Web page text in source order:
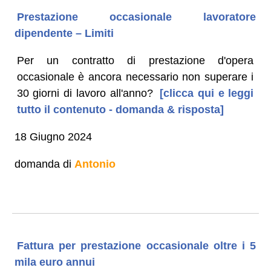
Prestazione occasionale lavoratore
dipendente – Limiti
Per un contratto di prestazione d'opera
occasionale è ancora necessario non superare i
30 giorni di lavoro all'anno? [clicca qui e leggi
tutto il contenuto - domanda & risposta]
18 Giugno 2024
domanda di Antonio
Fattura per prestazione occasionale oltre i 5
mila euro annui